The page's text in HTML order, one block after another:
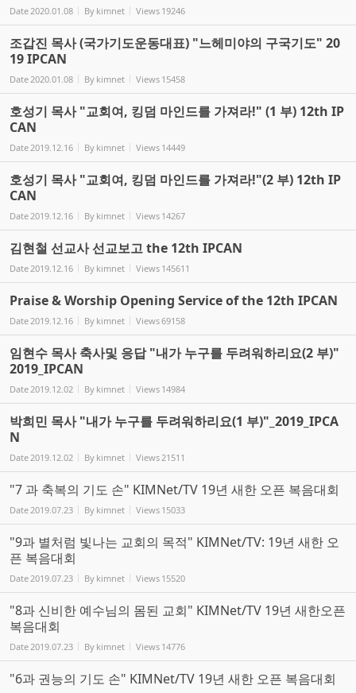
Date2020.01.08 By kimnet Views 19246
조갑진 목사 (국가기도운동대표) "느헤미야의 구국기도" 20
19 IPCAN
Date2020.01.08 By kimnet Views 15458
호성기 목사 "교회여, 킹덤 마인드를 가져라!" (1 부) 12th IP
CAN
Date2019.12.16 By kimnet Views 14449
호성기 목사 "교회여, 킹덤 마인드를 가져라!"(2 부) 12th IP
CAN
Date2019.12.16 By kimnet Views 14267
김현철 선교사 선교보고 the 12th IPCAN
Date2019.12.16 By kimnet Views 145611
Praise & Worship Opening Service of the 12th IPCAN
Date2019.12.16 By kimnet Views69158
임현수 목사 축사및 응답 "내가 누구를 두려워하리요(2 부)"
2019_IPCAN
Date2019.12.02 By kimnet Views 14984
박희민 목사 "내가 누구를 두려워하리요(1 부)"_2019_IPCA
N
Date2019.12.02 By kimnet Views21511
"7 과 축복의 기도 손" KIMNet/TV 19년 새한 오픈 복음대회
Date2019.07.23 By kimnet Views 15033
"9과 별처럼 빛나는 교회의 목적" KIMNet/TV: 19년 새한 오
픈 복음대회
Date2019.07.23 By kimnet Views 15520
"8과 신비한 예수님의 몸된 교회" KIMNet/TV 19년 새한오픈
복음대회
Date2019.07.23 By kimnet Views 14776
"6과 권능의 기도 손" KIMNet/TV 19년 새한 오픈 복음대회